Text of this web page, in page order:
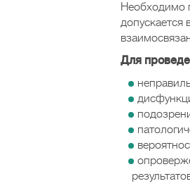
Необходимо
допускается
Для